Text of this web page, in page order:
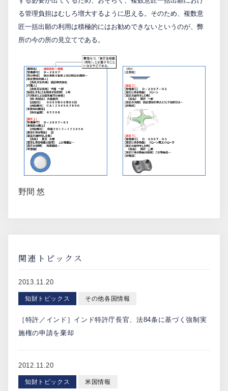
る管理負担はむしろ増大するように思える。そのため、複数意
匠一括出願の利用は積極的にはお勧めできないというのが、弊
所の今の所の見立てである。
野間 悠
関連トピックス
2013.11.20
知財トピックス その他各国情報
［特許／インド］インド特許庁長官、法84条に基づく強制実
施権の申請を棄却
2012.11.20
知財トピックス 米国情報